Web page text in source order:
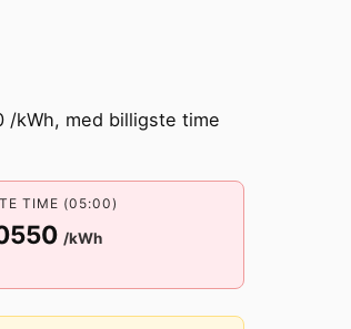
/kWh, med billigste time
TIME (05:00)
/kWh